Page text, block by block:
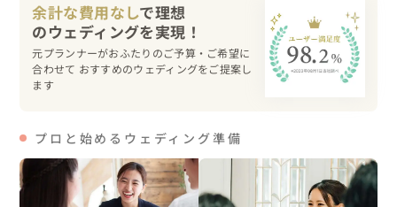
余計な費用なしで理想
元プランナーがおふたりのご予算・ご希望に
合わせて おすすめのウェディングをご提案し
ます
プロと始めるウェディング準備